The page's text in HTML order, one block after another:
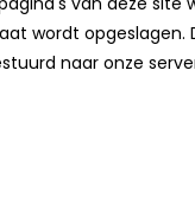
wordt opgeslagen.
naar onze